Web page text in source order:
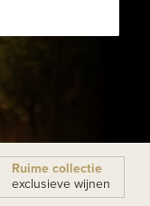
Ruime collectie
exclusieve wijnen